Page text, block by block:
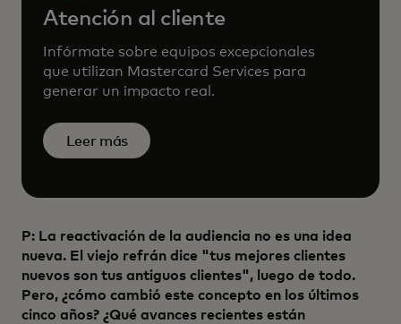
Atención al cliente
Infórmate sobre equipos excepcionales
que utilizan Mastercard Services para
generar un impacto real.
Leer más
P: La reactivación de la audiencia no es una idea
nueva. El viejo refrán dice "tus mejores clientes
nuevos son tus antiguos clientes", luego de todo.
Pero, ¿cómo cambió este concepto en los últimos
cinco años? ¿Qué avances recientes están